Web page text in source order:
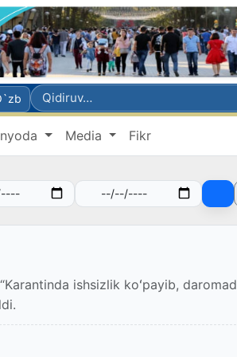
Media Fikr
ishsizlik koʻpayib, daromad